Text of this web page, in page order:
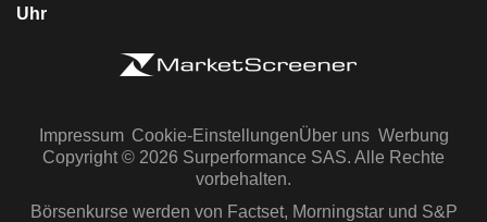
Uhr
Impressum Cookie-EinstellungenÜber uns Werbung
Copyright © 2026 Surperformance SAS. Alle Rechte
vorbehalten.
Börsenkurse werden von Factset, Morningstar und S&P